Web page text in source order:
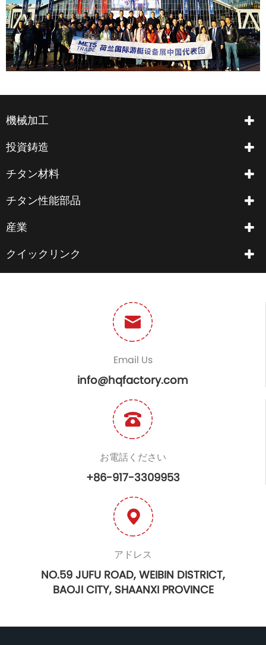
機械加工
投資鋳造
チタン材料
チタン性能部品
産業
クイックリンク
Email Us
info@hqfactory.com
お電話ください
+86-917-3309953
アドレス
NO.59 JUFU ROAD, WEIBIN DISTRICT,
BAOJI CITY, SHAANXI PROVINCE